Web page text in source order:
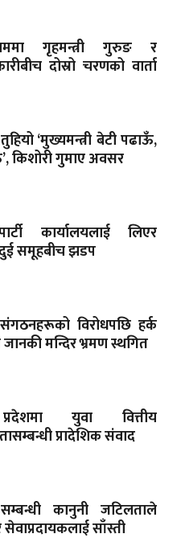
गृहमन्त्री गुरुङ र
दोस्रो चरणको वार्ता
तुहियो ‘मुख्यमन्त्री बेटी पढाऊँ,
किशोरी गुमाए अवसर
कार्यालयलाई लिएर
समूहबीच झडप
संगठनहरूको विरोधपछि हर्क
मन्दिर भ्रमण स्थगित
युवा वित्तीय
प्रादेशिक संवाद
कानुनी जटिलताले
सेवाप्रदायकलाई साँस्ती